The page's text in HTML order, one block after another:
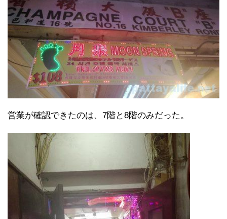
営業が確認できたのは、7階と8階のみだった。